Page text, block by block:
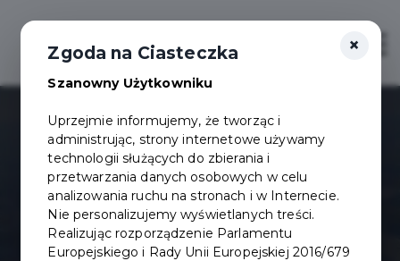
×
Zgoda na Ciasteczka
Szanowny Użytkowniku
Uprzejmie informujemy, że tworząc i
administrując, strony internetowe używamy
technologii służących do zbierania i
przetwarzania danych osobowych w celu
analizowania ruchu na stronach i w Internecie.
Nie personalizujemy wyświetlanych treści.
Realizując rozporządzenie Parlamentu
Europejskiego i Rady Unii Europejskiej 2016/679